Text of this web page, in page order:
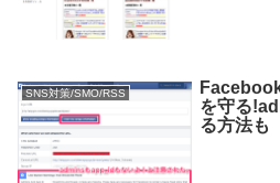
SNS対策/SMO/RSS
を守る
る方法も